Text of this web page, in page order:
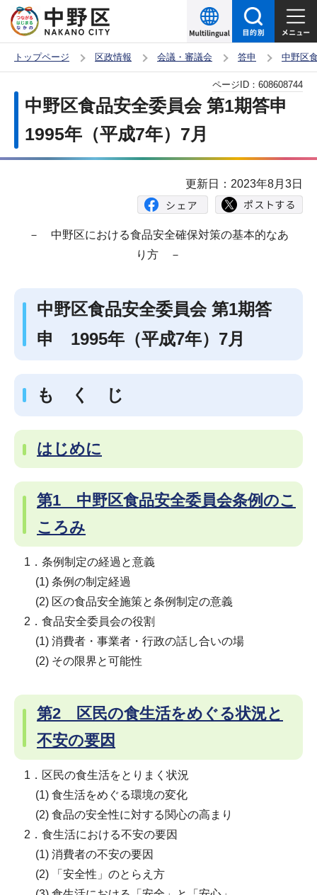
の
ー
トップページ 区政情報 会議・審議会 答申 中野区
か
中野区食品安全委員会 第1期答申
1995年（平成7年）7月
ページID： 608608744
更新日：2023年8月3日
－ 中野区における食品安全確保対策の基本的なあ
り方 －
中野区食品安全委員会 第1期答
申 1995年（平成7年）7月
も く じ
はじめに
第1 中野区食品安全委員会条例のこ
ころみ
1．条例制定の経過と意義
(1) 条例の制定経過
(2) 区の食品安全施策と条例制定の意義
2．食品安全委員会の役割
(1) 消費者・事業者・行政の話し合いの場
(2) その限界と可能性
第2 区民の食生活をめぐる状況と
不安の要因
1．区民の食生活をとりまく状況
(1) 食生活をめぐる環境の変化
(2) 食品の安全性に対する関心の高まり
2．食生活における不安の要因
(1) 消費者の不安の要因
(2) 「安全性」のとらえ方